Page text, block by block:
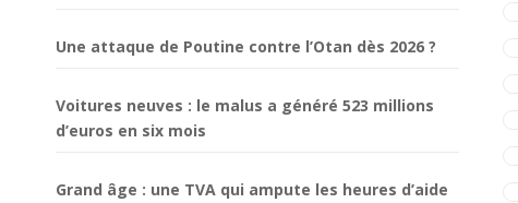
Une attaque de Poutine contre l’Otan dès 2026 ?
Voitures neuves : le malus a généré 523 millions
d’euros en six mois
Grand âge : une TVA qui ampute les heures d’aide